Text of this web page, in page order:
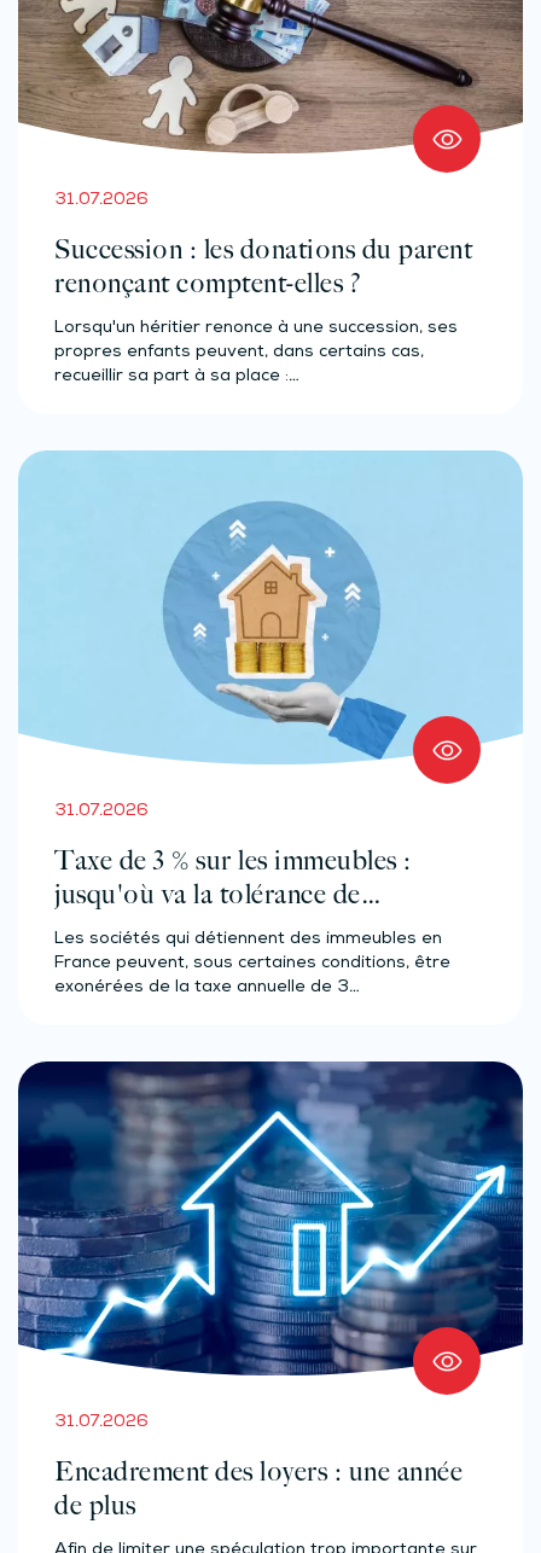
31.07.2026
Succession : les donations du parent
renonçant comptent-elles ?
Lorsqu'un héritier renonce à une succession, ses
propres enfants peuvent, dans certains cas,
recueillir sa part à sa place :…
31.07.2026
Taxe de 3 % sur les immeubles :
jusqu'où va la tolérance de
l'administration ?
Les sociétés qui détiennent des immeubles en
France peuvent, sous certaines conditions, être
exonérées de la taxe annuelle de 3…
31.07.2026
Encadrement des loyers : une année
de plus